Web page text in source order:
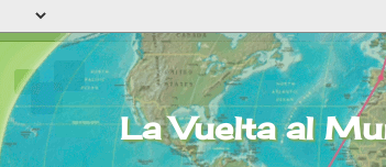
La Vuelta al